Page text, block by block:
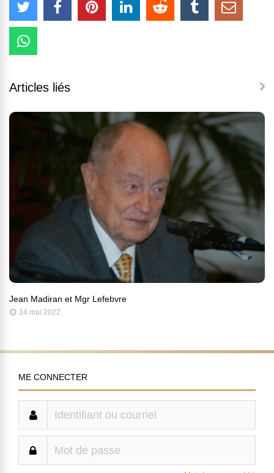
Articles liés
Jean Madiran et Mgr Lefebvre
14 mai 2022
ME CONNECTER